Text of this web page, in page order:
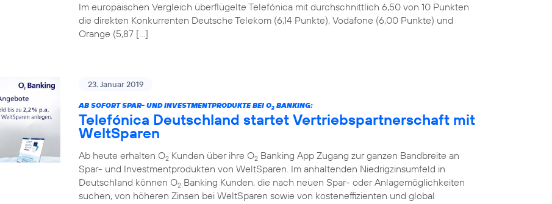
Im europäischen Vergleich überflügelte Telefónica mit durchschnittlich 6,50 von 10 Punkten
die direkten Konkurrenten Deutsche Telekom (6,14 Punkte), Vodafone (6,00 Punkte) und
Orange (5,87 […]
23. Januar 2019
AB SOFORT SPAR- UND INVESTMENTPRODUKTE BEI O2 BANKING:
Telefónica Deutschland startet Vertriebspartnerschaft mit
WeltSparen
Ab heute erhalten O2 Kunden über ihre O2 Banking App Zugang zur ganzen Bandbreite an
Spar- und Investmentprodukten von WeltSparen. Im anhaltenden Niedrigzinsumfeld in
Deutschland können O2 Banking Kunden, die nach neuen Spar- oder Anlagemöglichkeiten
suchen, von höheren Zinsen bei WeltSparen sowie von kosteneffizienten und global